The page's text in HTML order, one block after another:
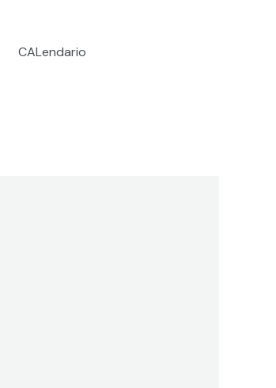
CALendario